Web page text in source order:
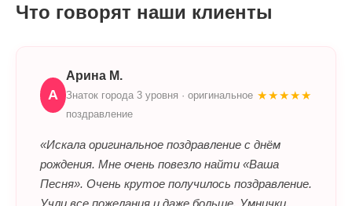
Что говорят наши клиенты
А
Арина М.
Знаток города 3 уровня · оригинальное
поздравление
★★★★★
«Искала оригинальное поздравление с днём
рождения. Мне очень повезло найти «Ваша
Песня». Очень крутое получилось поздравление.